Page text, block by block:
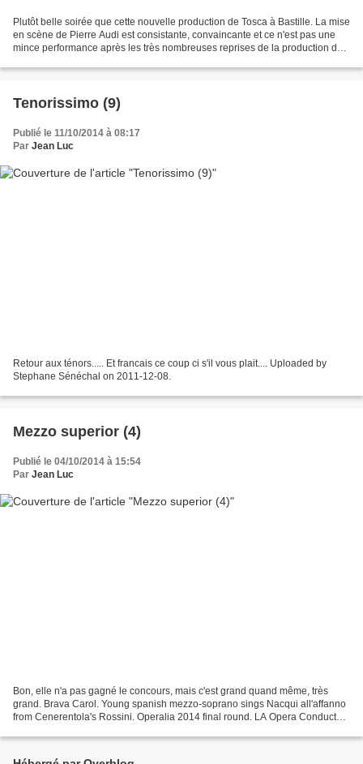
Plutôt belle soirée que cette nouvelle production de Tosca à Bastille. La mise
en scène de Pierre Audi est consistante, convaincante et ce n'est pas une
mince performance après les très nombreuses reprises de la production de
Tenorissimo (9)
Publié le 11/10/2014 à 08:17
Par Jean Luc
Retour aux ténors..... Et francais ce coup ci s'il vous plait.... Uploaded by
Stephane Sénéchal on 2011-12-08.
Mezzo superior (4)
Publié le 04/10/2014 à 15:54
Par Jean Luc
Bon, elle n'a pas gagné le concours, mais c'est grand quand même, très
grand. Brava Carol. Young spanish mezzo-soprano sings Nacqui all'affanno
from Cenerentola's Rossini. Operalia 2014 final round. LA Opera Conducted